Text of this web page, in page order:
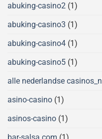
abuking-casino2 (1)
abuking-casino3 (1)
abuking-casino4 (1)
abuking-casino5 (1)
alle nederlandse casinos_nl
asino-casino (1)
asinos-casino (1)